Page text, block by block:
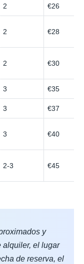
2 €26
2 €28
2 €30
3 €35
3 €37
3 €40
2-3 €45
y
alquiler, el lugar
de reserva, el